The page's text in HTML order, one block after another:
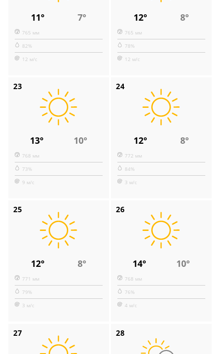
11° 7°
765 мм
82%
12 м/с
12° 8°
765 мм
78%
12 м/с
23
13° 10°
768 мм
73%
9 м/с
24
12° 8°
772 мм
84%
3 м/с
25
12° 8°
771 мм
79%
3 м/с
26
14° 10°
768 мм
76%
4 м/с
27 28